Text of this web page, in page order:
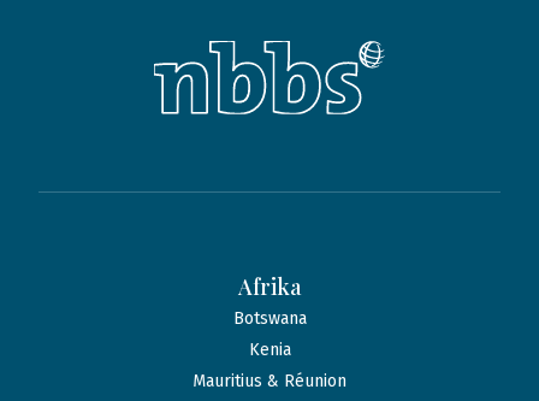
Afrika
Botswana
Kenia
Mauritius & Réunion